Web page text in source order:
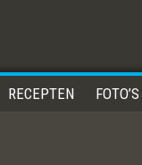
RECEPTEN FOTO’S